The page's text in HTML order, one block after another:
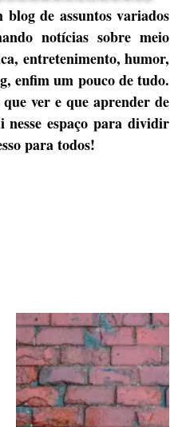
de assuntos variados
notícias sobre meio
entretenimento, humor,
enfim um pouco de tudo.
ver e que aprender de
nesse espaço para dividir
para todos!